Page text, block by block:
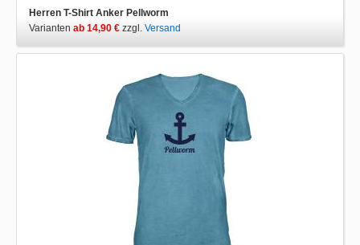
Herren T-Shirt Anker Pellworm
Varianten ab 14,90 € zzgl. Versand